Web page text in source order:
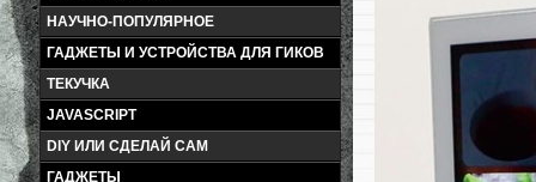
НАУЧНО-ПОПУЛЯРНОЕ
ГАДЖЕТЫ И УСТРОЙСТВА ДЛЯ ГИКОВ
ТЕКУЧКА
JAVASCRIPT
DIY ИЛИ СДЕЛАЙ САМ
ГАДЖЕТЫ